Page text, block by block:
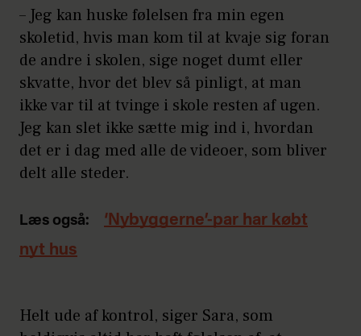
– Jeg kan huske følelsen fra min egen
skoletid, hvis man kom til at kvaje sig foran
de andre i skolen, sige noget dumt eller
skvatte, hvor det blev så pinligt, at man
ikke var til at tvinge i skole resten af ugen.
Jeg kan slet ikke sætte mig ind i, hvordan
det er i dag med alle de videoer, som bliver
delt alle steder.
Læs også:
‘Nybyggerne’-par har købt
nyt hus
Helt ude af kontrol, siger Sara, som